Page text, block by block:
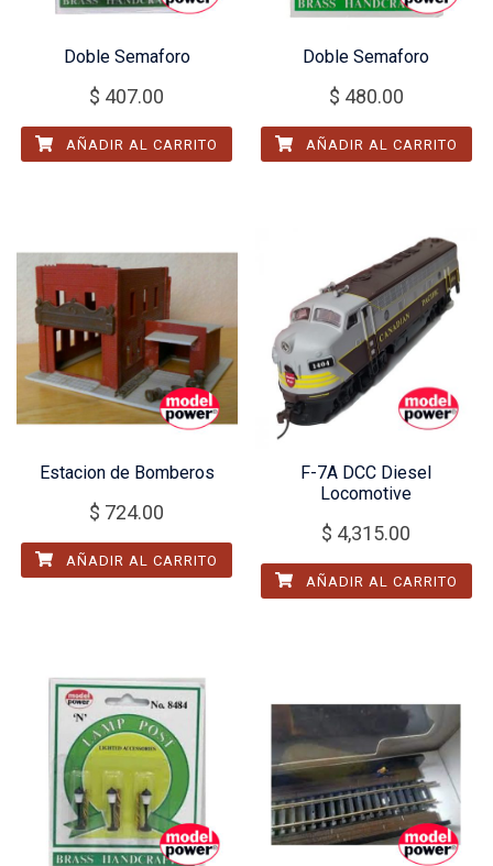
Doble Semaforo
$ 407.00
AÑADIR AL CARRITO
Doble Semaforo
$ 480.00
AÑADIR AL CARRITO
Estacion de Bomberos
$ 724.00
AÑADIR AL CARRITO
F-7A DCC Diesel
Locomotive
$ 4,315.00
AÑADIR AL CARRITO